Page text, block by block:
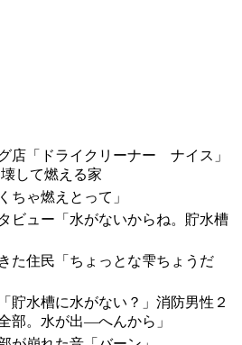
店「ドライクリーナー ナイス」
して燃える家
ちゃ燃えとって」
ビュー「水がないからね。貯水槽
た住民「ちょっとな雫ちょうだ
貯水槽に水がない？」消防男性２
部。水が出―へんから」